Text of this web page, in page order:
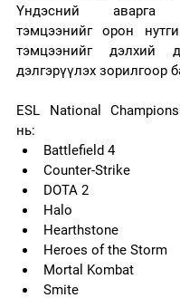
Үндэсний аварга
тэмцээнийг орон
тэмцээнийг дэлхий
дэлгэрүүлэх зорилгоор
ESL National
нь:
Battlefield 4
Counter-Strike
DOTA 2
Halo
Hearthstone
Heroes of the Storm
Mortal Kombat
Smite